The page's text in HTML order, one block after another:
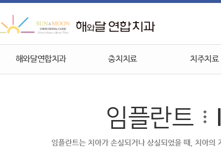
해와달연합치과 충치치료 치주치료
임플란트
임플란트는 치아가 손실되거나 상실되었을 때, 치아